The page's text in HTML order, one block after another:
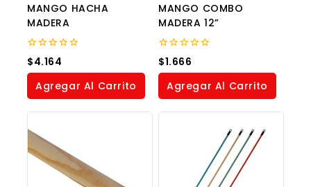
MANGO HACHA
MADERA
0
out
of
$4.164
Agregar Al Carrito
MANGO COMBO
MADERA 12”
0
out
of
$1.666
Agregar Al Carrito